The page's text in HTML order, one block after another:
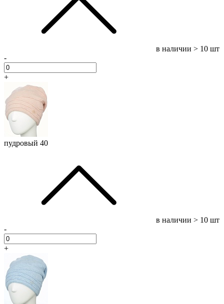
в наличии > 10 шт
-
+
пудровый 40
в наличии > 10 шт
-
+